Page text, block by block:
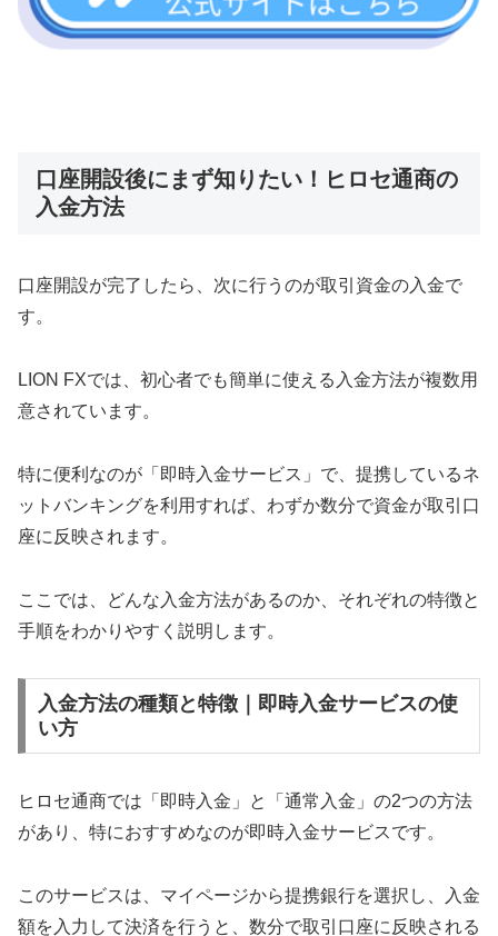
口座開設後にまず知りたい！ヒロセ通商の
入金方法
口座開設が完了したら、次に行うのが取引資金の入金で
す。
LION FXでは、初心者でも簡単に使える入金方法が複数用
意されています。
特に便利なのが「即時入金サービス」で、提携しているネ
ットバンキングを利用すれば、わずか数分で資金が取引口
座に反映されます。
ここでは、どんな入金方法があるのか、それぞれの特徴と
手順をわかりやすく説明します。
入金方法の種類と特徴｜即時入金サービスの使
い方
ヒロセ通商では「即時入金」と「通常入金」の2つの方法
があり、特におすすめなのが即時入金サービスです。
このサービスは、マイページから提携銀行を選択し、入金
額を入力して決済を行うと、数分で取引口座に反映される